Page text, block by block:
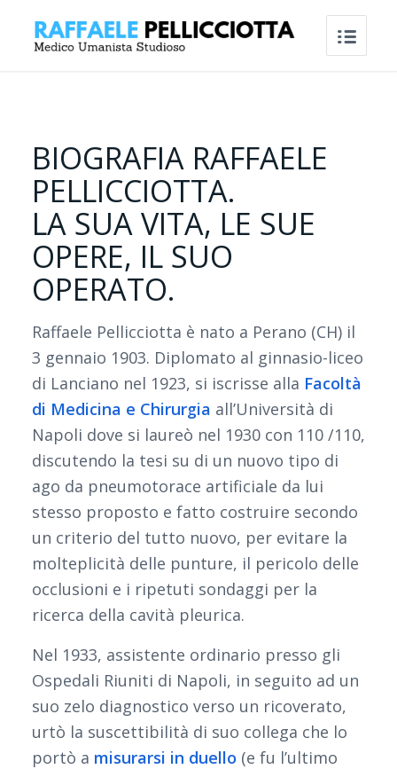
BIOGRAFIA RAFFAELE
PELLICCIOTTA.
LA SUA VITA, LE SUE
OPERE, IL SUO
OPERATO.
Raffaele Pellicciotta è nato a Perano (CH) il
3 gennaio 1903. Diplomato al ginnasio-liceo
di Lanciano nel 1923, si iscrisse alla Facoltà
di Medicina e Chirurgia all’Università di
Napoli dove si laureò nel 1930 con 110 /110,
discutendo la tesi su di un nuovo tipo di
ago da pneumotorace artificiale da lui
stesso proposto e fatto costruire secondo
un criterio del tutto nuovo, per evitare la
molteplicità delle punture, il pericolo delle
occlusioni e i ripetuti sondaggi per la
ricerca della cavità pleurica.
Nel 1933, assistente ordinario presso gli
Ospedali Riuniti di Napoli, in seguito ad un
suo zelo diagnostico verso un ricoverato,
urtò la suscettibilità di suo collega che lo
portò a misurarsi in duello (e fu l’ultimo